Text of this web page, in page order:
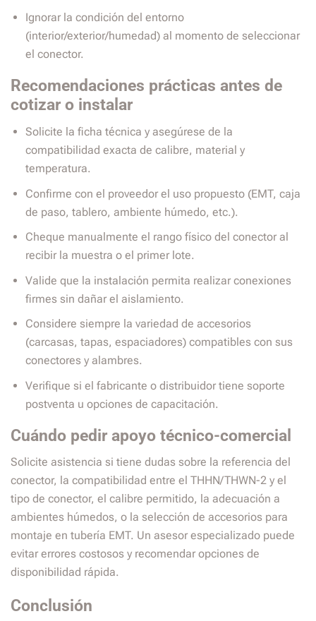
Ignorar la condición del entorno
(interior/exterior/humedad) al momento de seleccionar
el conector.
Recomendaciones prácticas antes de
cotizar o instalar
Solicite la ficha técnica y asegúrese de la
compatibilidad exacta de calibre, material y
temperatura.
Confirme con el proveedor el uso propuesto (EMT, caja
de paso, tablero, ambiente húmedo, etc.).
Cheque manualmente el rango físico del conector al
recibir la muestra o el primer lote.
Valide que la instalación permita realizar conexiones
firmes sin dañar el aislamiento.
Considere siempre la variedad de accesorios
(carcasas, tapas, espaciadores) compatibles con sus
conectores y alambres.
Verifique si el fabricante o distribuidor tiene soporte
postventa u opciones de capacitación.
Cuándo pedir apoyo técnico-comercial
Solicite asistencia si tiene dudas sobre la referencia del
conector, la compatibilidad entre el THHN/THWN-2 y el
tipo de conector, el calibre permitido, la adecuación a
ambientes húmedos, o la selección de accesorios para
montaje en tubería EMT. Un asesor especializado puede
evitar errores costosos y recomendar opciones de
disponibilidad rápida.
Conclusión